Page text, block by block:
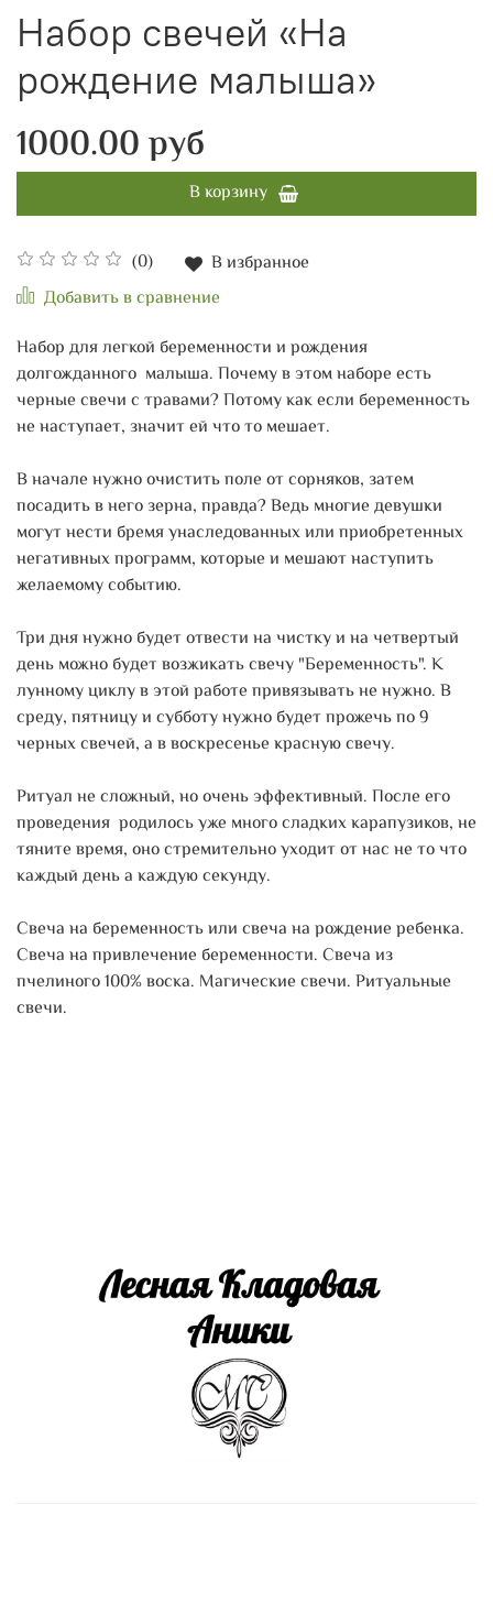
Набор свечей «На
рождение малыша»
(0)
В избранное
Добавить в сравнение
1000.00 руб
В корзину
Набор для легкой беременности и рождения
долгожданного малыша. Почему в этом наборе есть
черные свечи с травами? Потому как если беременность
не наступает, значит ей что то мешает.
В начале нужно очистить поле от сорняков, затем
посадить в него зерна, правда? Ведь многие девушки
могут нести бремя унаследованных или приобретенных
негативных программ, которые и мешают наступить
желаемому событию.
Три дня нужно будет отвести на чистку и на четвертый
день можно будет возжикать свечу "Беременность". К
лунному циклу в этой работе привязывать не нужно. В
среду, пятницу и субботу нужно будет прожечь по 9
черных свечей, а в воскресенье красную свечу.
Ритуал не сложный, но очень эффективный. После его
проведения родилось уже много сладких карапузиков, не
тяните время, оно стремительно уходит от нас не то что
каждый день а каждую секунду.
Свеча на беременность или свеча на рождение ребенка.
Свеча на привлечение беременности. Свеча из
пчелиного 100% воска. Магические свечи. Ритуальные
свечи.